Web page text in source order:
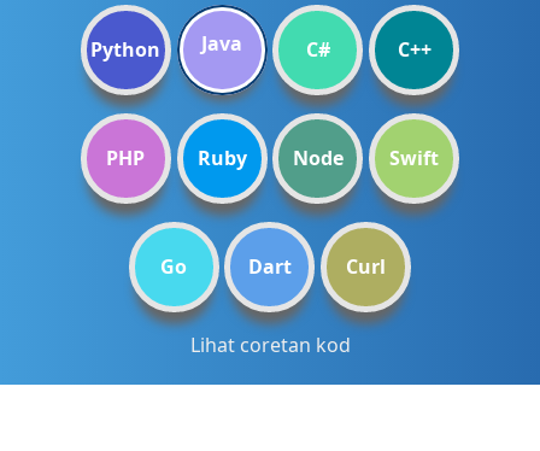
Python Java C# C++
PHP Ruby Node Swift
Go Dart Curl
Lihat coretan kod